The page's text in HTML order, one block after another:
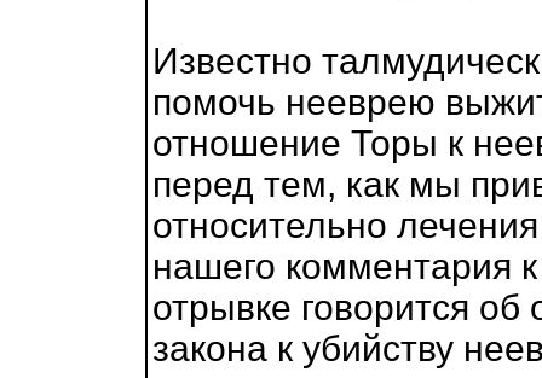
Известно
помочь нееврею
отношение Торы к
перед тем, как мы
относительно
нашего комментария
отрывке говорится
закона к убийству